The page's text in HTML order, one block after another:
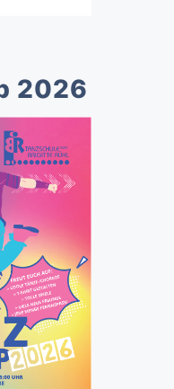
2026